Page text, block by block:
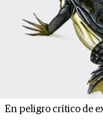
En peligro crítico de